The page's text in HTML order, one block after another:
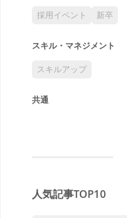
採用イベント 新卒
スキル・マネジメント
スキルアップ
共通
人気記事TOP10